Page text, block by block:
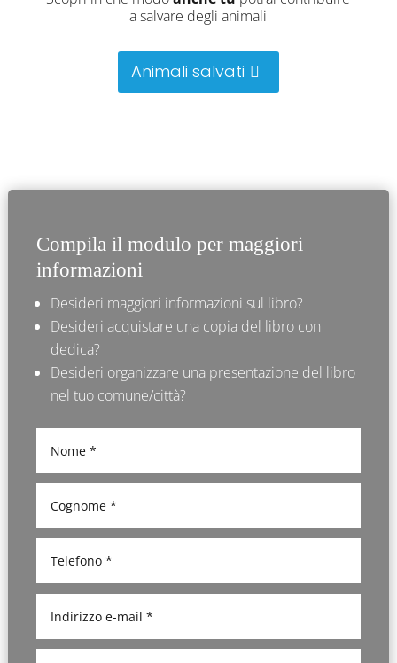
a salvare degli animali
Animali salvati
Compila il modulo per maggiori
informazioni
Desideri maggiori informazioni sul libro?
Desideri acquistare una copia del libro con
dedica?
Desideri organizzare una presentazione del libro
nel tuo comune/città?